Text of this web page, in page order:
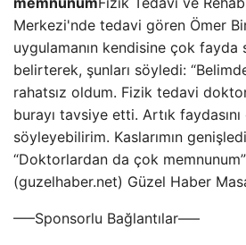
Merkezi'nde tedavi gören Ömer
uygulamanın kendisine çok fayda
belirterek, şunları söyledi:
rahatsız oldum. Fizik tedavi
burayı tavsiye etti. Artık faydasını
söyleyebilirim. Kaslarımın
“Doktorlardan da çok
(guzelhaber.net) Güzel Haber
—–Sponsorlu Bağlantılar—–